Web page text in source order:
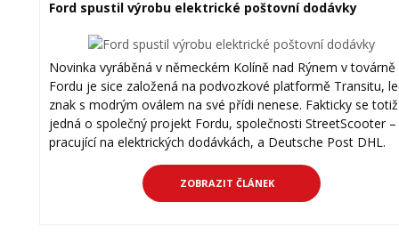
Ford spustil výrobu elektrické poštovní dodávky
Novinka vyráběná v německém Kolíně nad Rýnem v továrně
Fordu je sice založená na podvozkové platformě Transitu,
znak s modrým oválem na své přídi nenese. Fakticky se totiž
jedná o společný projekt Fordu, společnosti StreetScooter –
pracující na elektrických dodávkách, a Deutsche Post DHL.
ZOBRAZIT ČLÁNEK